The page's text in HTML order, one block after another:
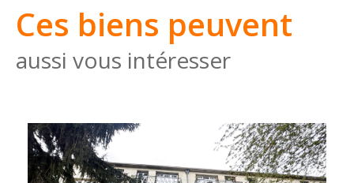
Ces biens peuvent
aussi vous intéresser